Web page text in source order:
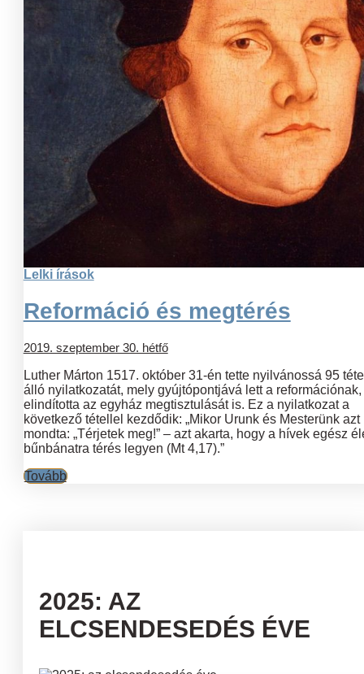
Lelki írások
Reformáció és megtérés
2019. szeptember 30. hétfő
Luther Márton 1517. október 31-én tette nyilvánossá 95
álló nyilatkozatát, mely gyújtópontjává lett a reformációnak,
elindította az egyház megtisztulását is. Ez a nyilatkozat a
következő tétellel kezdődik: „Mikor Urunk és Mesterünk azt
mondta: „Térjetek meg!” – azt akarta, hogy a hívek egész
bűnbánatra térés legyen (Mt 4,17).”
Tovább
2025: AZ
ELCSENDESEDÉS ÉVE